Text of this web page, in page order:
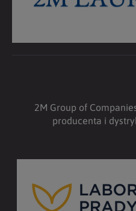
2M Group of
producenta i